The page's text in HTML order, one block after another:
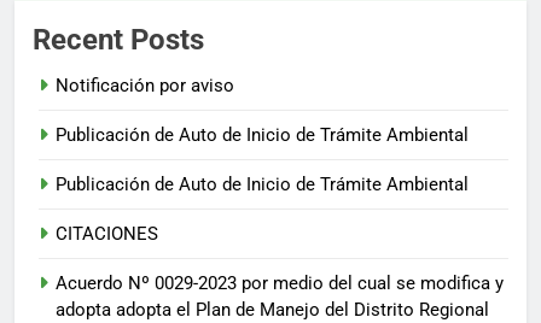
Recent Posts
Notificación por aviso
Publicación de Auto de Inicio de Trámite Ambiental
Publicación de Auto de Inicio de Trámite Ambiental
CITACIONES
Acuerdo Nº 0029-2023 por medio del cual se modifica y
adopta adopta el Plan de Manejo del Distrito Regional